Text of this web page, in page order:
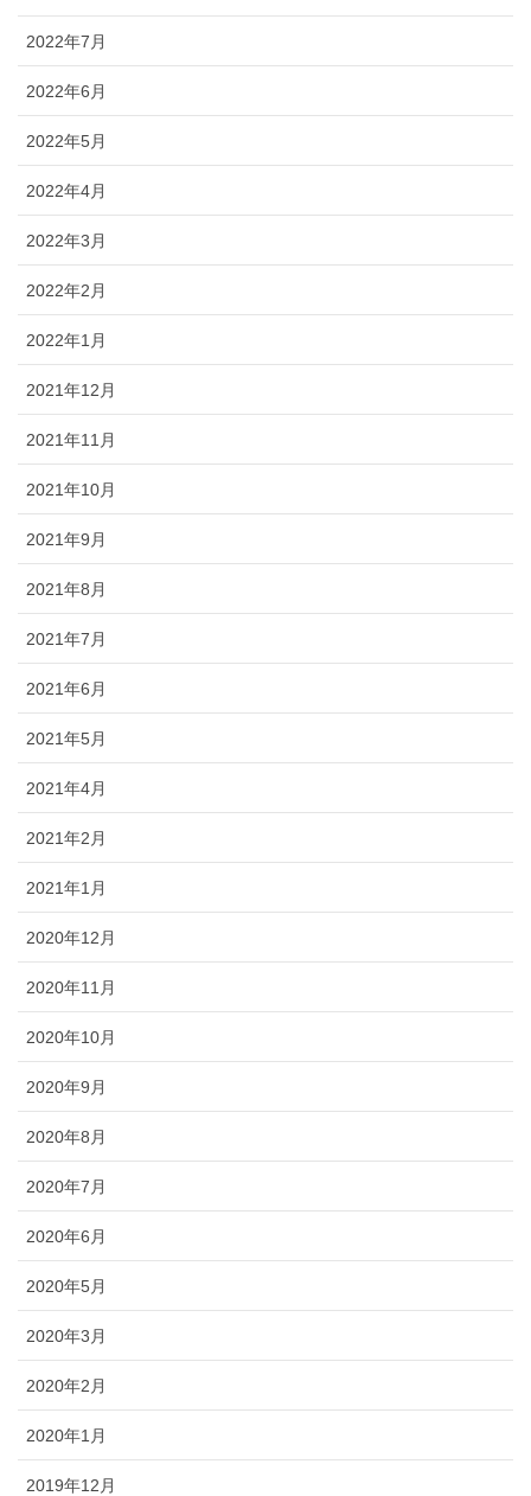
2022年7月
2022年6月
2022年5月
2022年4月
2022年3月
2022年2月
2022年1月
2021年12月
2021年11月
2021年10月
2021年9月
2021年8月
2021年7月
2021年6月
2021年5月
2021年4月
2021年2月
2021年1月
2020年12月
2020年11月
2020年10月
2020年9月
2020年8月
2020年7月
2020年6月
2020年5月
2020年3月
2020年2月
2020年1月
2019年12月